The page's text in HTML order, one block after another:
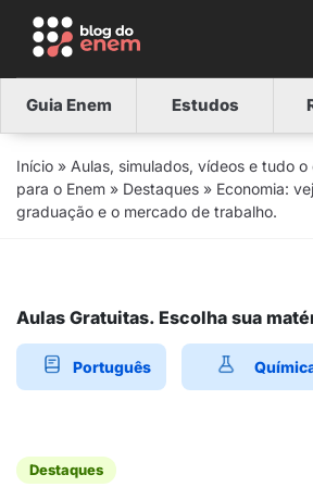
Guia Enem Estudos
Início » Aulas, simulados, vídeos e tudo
para o Enem » Destaques » Economia:
graduação e o mercado de trabalho.
Aulas Gratuitas. Escolha sua
Português
Destaques